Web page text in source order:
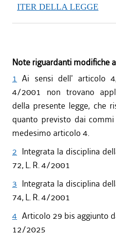
ITER DELLA LEGGE
Note riguardanti modifiche
1 Ai sensi dell' articolo
4/2001 non trovano
della presente legge, che
quanto previsto dai
medesimo articolo 4.
2 Integrata la disciplina
72, L. R. 4/2001
3 Integrata la disciplina
74, L. R. 4/2001
4 Articolo 29 bis aggiunto
12/2025